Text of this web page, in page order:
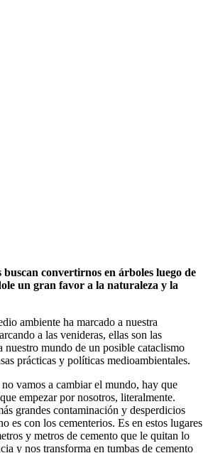
convertirnos en árboles luego de
un gran favor a la naturaleza y la
ambiente ha marcado a nuestra
a las venideras, ellas son las
nuestro mundo de un posible cataclismo
prácticas y políticas medioambientales.
vamos a cambiar el mundo, hay que
empezar por nosotros, literalmente.
grandes contaminación y desperdicios
es con los cementerios. Es en estos lugares
y metros de cemento que le quitan lo
y nos transforma en tumbas de cemento